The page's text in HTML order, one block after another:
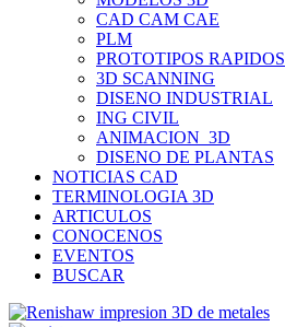
CAD CAM CAE
PLM
PROTOTIPOS RAPIDOS
3D SCANNING
DISENO INDUSTRIAL
ING CIVIL
ANIMACION_3D
DISENO DE PLANTAS
NOTICIAS CAD
TERMINOLOGIA 3D
ARTICULOS
CONOCENOS
EVENTOS
BUSCAR